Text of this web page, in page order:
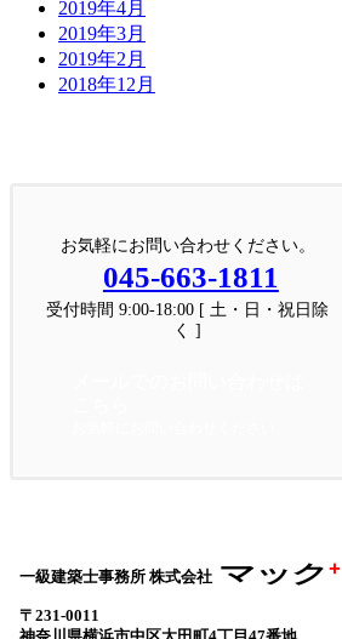
2019年4月
2019年3月
2019年2月
2018年12月
お気軽にお問い合わせください。
045-663-1811
受付時間 9:00-18:00 [ 土・日・祝日除
く ]
一級建築士事務所 株式会社 マック +
〒231-0011